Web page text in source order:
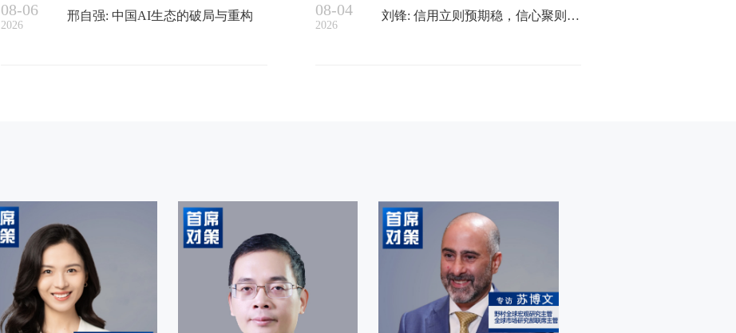
08-06
2026
邢自强: 中国AI生态的破局与重构 08-04
2026
刘锋: 信用立则预期稳，信心聚则内需兴——上半年经济观察